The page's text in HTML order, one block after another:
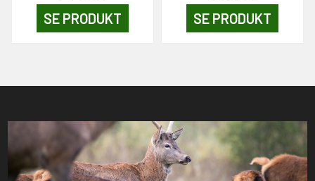
SE PRODUKT SE PRODUKT